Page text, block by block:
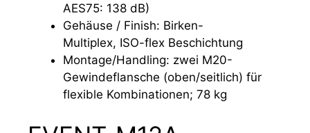
AES75: 138 dB)
Gehäuse / Finish: Birken-
Multiplex, ISO-flex Beschichtung
Montage/Handling: zwei M20-
Gewindeflansche (oben/seitlich) für
flexible Kombinationen; 78 kg